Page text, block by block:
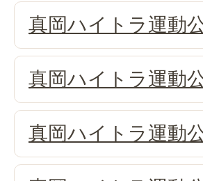
真岡ハイトラ運動
真岡ハイトラ運動
真岡ハイトラ運動